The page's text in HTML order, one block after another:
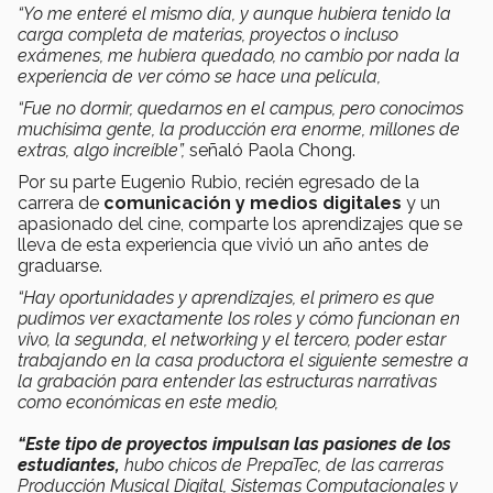
“Yo me enteré el mismo día, y aunque hubiera tenido la
carga completa de materias, proyectos o incluso
exámenes, me hubiera quedado, no cambio por nada la
experiencia de ver cómo se hace una película,
“Fue no dormir, quedarnos en el campus, pero conocimos
muchísima gente, la producción era enorme, millones de
extras, algo increíble”, señaló Paola Chong.
Por su parte Eugenio Rubio, recién egresado de la
carrera de comunicación y medios digitales y un
apasionado del cine, comparte los aprendizajes que se
lleva de esta experiencia que vivió un año antes de
graduarse.
“Hay oportunidades y aprendizajes, el primero es que
pudimos ver exactamente los roles y cómo funcionan en
vivo, la segunda, el networking y el tercero, poder estar
trabajando en la casa productora el siguiente semestre a
la grabación para entender las estructuras narrativas
como económicas en este medio,
“Este tipo de proyectos impulsan las pasiones de los
estudiantes, hubo chicos de PrepaTec, de las carreras
Producción Musical Digital, Sistemas Computacionales y